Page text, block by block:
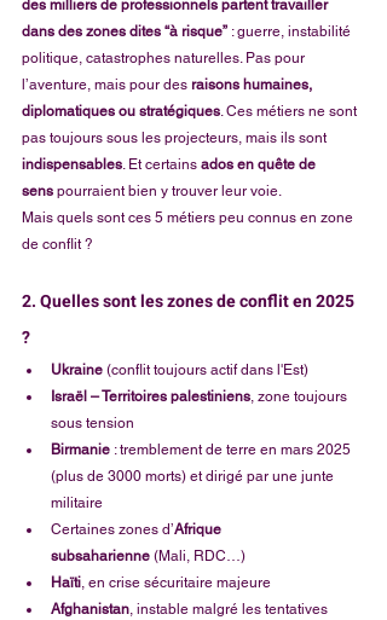
des milliers de professionnels partent travailler
dans des zones dites “à risque” : guerre, instabilité
politique, catastrophes naturelles. Pas pour
l’aventure, mais pour des raisons humaines,
diplomatiques ou stratégiques. Ces métiers ne sont
pas toujours sous les projecteurs, mais ils sont
indispensables. Et certains ados en quête de
sens pourraient bien y trouver leur voie.
Mais quels sont ces 5 métiers peu connus en zone
de conflit ?
2. Quelles sont les zones de conflit en 2025
?
Ukraine (conflit toujours actif dans l'Est)
Israël – Territoires palestiniens, zone toujours
sous tension
Birmanie : tremblement de terre en mars 2025
(plus de 3000 morts) et dirigé par une junte
militaire
Certaines zones d’Afrique
subsaharienne (Mali, RDC…)
Haïti, en crise sécuritaire majeure
Afghanistan, instable malgré les tentatives